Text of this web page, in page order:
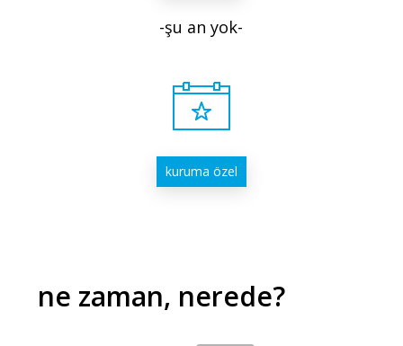
-şu an yok-
kuruma özel
ne zaman, nerede?